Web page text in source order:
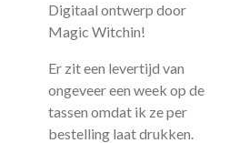
Digitaal ontwerp door
Magic Witchin!
Er zit een levertijd van
ongeveer een week op de
tassen omdat ik ze per
bestelling laat drukken.